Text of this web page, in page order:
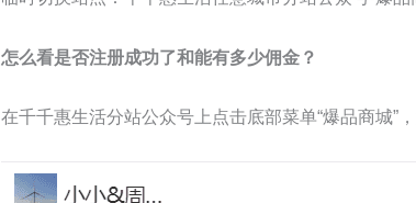
怎么看是否注册成功了和能有多少佣金？
在千千惠生活分站公众号上点击底部菜单“爆品商城”